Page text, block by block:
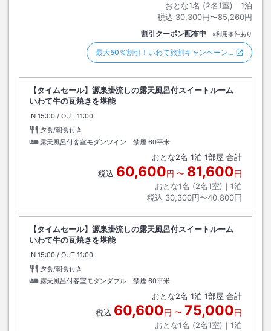
おとな1名 (2名1室)｜ 1泊
税込 30,300円〜85,260円
割引クーポン配布中 ※利用条件あり
最大50％割引！いわて旅割キャンペーン…
【タイムセール】源泉掛流しの露天風呂付スイートルーム
いわて牛の瓦焼きを堪能
IN チェックイン
15:00 / OUT チェックアウト
11:00
夕食/朝食付き
露天風呂付客室モダンツイン 禁煙 60平米
おとな2名 1泊 1部屋 合計
税込 60,600円 〜 81,600円
おとな1名 (2名1室)｜ 1泊
税込 30,300円〜40,800円
【タイムセール】源泉掛流しの露天風呂付スイートルーム
いわて牛の瓦焼きを堪能
IN チェックイン
15:00 / OUT チェックアウト
11:00
夕食/朝食付き
露天風呂付客室モダンダブル 禁煙 60平米
おとな2名 1泊 1部屋 合計
税込 60,600円 〜 75,000円
おとな1名 (2名1室)｜ 1泊